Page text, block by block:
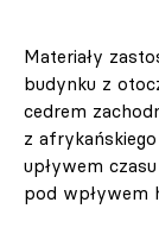
Materiały
budynku z
cedrem
z
upływem
pod wpływem